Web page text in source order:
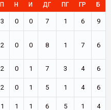
П Н И ДГ ПГ ГР Б
3 0 0 7 1 6 9
2 0 0 8 1 7 6
2 0 1 7 3 4 6
2 0 1 5 1 4 6
1 1 1 6 5 1 4